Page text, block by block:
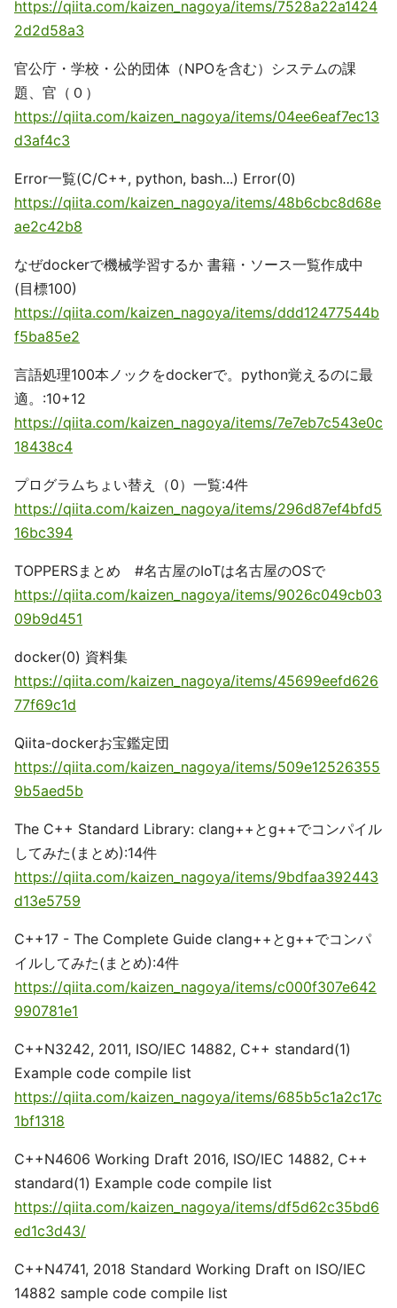
https://qiita.com/kaizen_nagoya/items/7528a22a1424
2d2d58a3
官公庁・学校・公的団体（NPOを含む）システムの課
題、官（０）
https://qiita.com/kaizen_nagoya/items/04ee6eaf7ec13
d3af4c3
Error一覧(C/C++, python, bash...) Error(0)
https://qiita.com/kaizen_nagoya/items/48b6cbc8d68e
ae2c42b8
なぜdockerで機械学習するか 書籍・ソース一覧作成中
(目標100)
https://qiita.com/kaizen_nagoya/items/ddd12477544b
f5ba85e2
言語処理100本ノックをdockerで。python覚えるのに最
適。:10+12
https://qiita.com/kaizen_nagoya/items/7e7eb7c543e0c
18438c4
プログラムちょい替え（0）一覧:4件
https://qiita.com/kaizen_nagoya/items/296d87ef4bfd5
16bc394
TOPPERSまとめ #名古屋のIoTは名古屋のOSで
https://qiita.com/kaizen_nagoya/items/9026c049cb03
09b9d451
docker(0) 資料集
https://qiita.com/kaizen_nagoya/items/45699eefd626
77f69c1d
Qiita-dockerお宝鑑定団
https://qiita.com/kaizen_nagoya/items/509e12526355
9b5aed5b
The C++ Standard Library: clang++とg++でコンパイル
してみた(まとめ):14件
https://qiita.com/kaizen_nagoya/items/9bdfaa392443
d13e5759
C++17 - The Complete Guide clang++とg++でコンパ
イルしてみた(まとめ):4件
https://qiita.com/kaizen_nagoya/items/c000f307e642
990781e1
C++N3242, 2011, ISO/IEC 14882, C++ standard(1)
Example code compile list
https://qiita.com/kaizen_nagoya/items/685b5c1a2c17c
1bf1318
C++N4606 Working Draft 2016, ISO/IEC 14882, C++
standard(1) Example code compile list
https://qiita.com/kaizen_nagoya/items/df5d62c35bd6
ed1c3d43/
C++N4741, 2018 Standard Working Draft on ISO/IEC
14882 sample code compile list